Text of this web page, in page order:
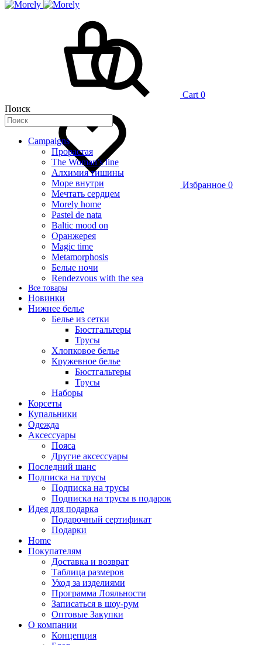
Cart 0
Избранное 0
Поиск
Campaigns
Прорастая
The Woman’s line
Алхимия тишины
Море внутри
Мечтать сердцем
Morely home
Pastel de nata
Baltic mood on
Оранжерея
Magic time
Metamorphosis
Белые ночи
Rendezvous with the sea
Все товары
Новинки
Нижнее белье
Белье из сетки
Бюстгальтеры
Трусы
Хлопковое белье
Кружевное белье
Бюстгальтеры
Трусы
Наборы
Корсеты
Купальники
Одежда
Аксессуары
Пояса
Другие аксессуары
Последний шанс
Подписка на трусы
Подписка на трусы
Подписка на трусы в подарок
Идея для подарка
Подарочный сертификат
Подарки
Home
Покупателям
Доставка и возврат
Таблица размеров
Уход за изделиями
Программа Лояльности
Записаться в шоу-рум
Оптовые Закупки
О компании
Концепция